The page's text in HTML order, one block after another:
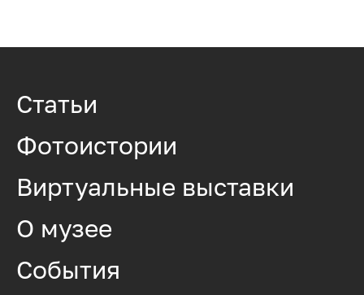
Статьи
Фотоистории
Виртуальные выставки
О музее
События